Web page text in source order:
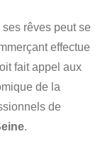
ses rêves peut se
effectue
fait appel aux
de la
de
.